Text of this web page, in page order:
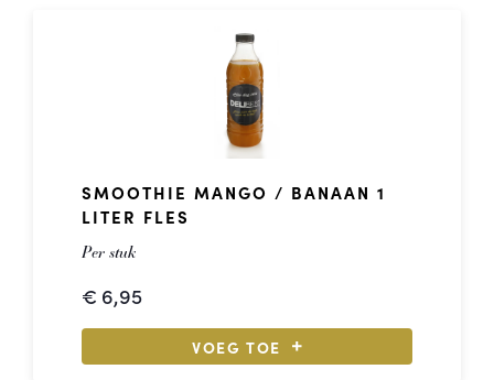
SMOOTHIE MANGO / BANAAN 1
LITER FLES
Per stuk
€ 6,95
VOEG TOE